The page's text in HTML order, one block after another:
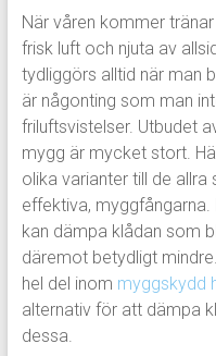
När våren kommer
frisk luft och njuta av
tydliggörs alltid när man
är någonting som man
friluftsvistelser. Utbudet
mygg är mycket stort.
olika varianter till de
effektiva,
kan dämpa klådan som
däremot betydligt
hel del inom myggskydd
alternativ för att dämpa
dessa.